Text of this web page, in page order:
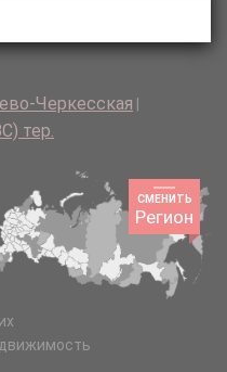
Черкесская
тер.
СМЕНИТЬ
Регион